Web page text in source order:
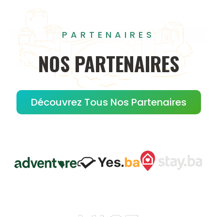
PARTENAIRES
NOS PARTENAIRES
Découvrez Tous Nos Partenaires